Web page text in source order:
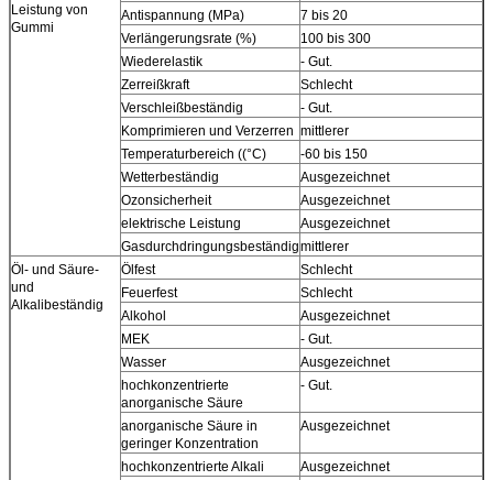
Leistung von
Gummi
Antispannung (MPa)
7 bis 20
Verlängerungsrate (%)
100 bis 300
Wiederelastik
- Gut.
Zerreißkraft
Schlecht
Verschleißbeständig
- Gut.
Komprimieren und Verzerren mittlerer
Temperaturbereich ((°C)
-60 bis 150
Wetterbeständig
Ausgezeichnet
Ozonsicherheit
Ausgezeichnet
elektrische Leistung
Ausgezeichnet
Gasdurchdringungsbeständigmittlerer
Öl- und Säure-
und
Alkalibeständig
Ölfest Schlecht
Feuerfest
Schlecht
Alkohol
Ausgezeichnet
MEK
- Gut.
Wasser
Ausgezeichnet
hochkonzentrierte
anorganische Säure
- Gut.
anorganische Säure in
geringer Konzentration
Ausgezeichnet
hochkonzentrierte Alkali Ausgezeichnet